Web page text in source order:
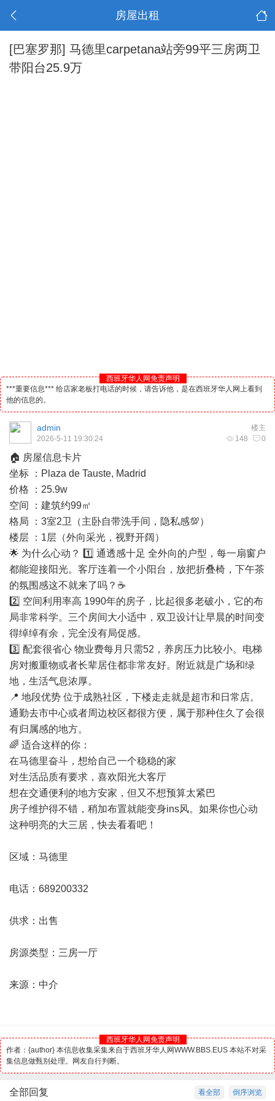
房屋出租
[巴塞罗那] 马德里carpetana站旁99平三房两卫
带阳台25.9万
西班牙华人网免责声明
***重要信息*** 给店家老板打电话的时候，请告诉他，是在西班牙华人网上看到
他的信息的。
楼主
admin
148 0
2026-5-11 19:30:24
🏠 房屋信息卡片
坐标 ：Plaza de Tauste, Madrid
价格 ：25.9w
空间 ：建筑约99㎡
格局 ：3室2卫（主卧自带洗手间，隐私感💯）
楼层 ：1层（外向采光，视野开阔）
🌟 为什么心动？ 1️⃣ 通透感十足 全外向的户型，每一扇窗户
都能迎接阳光。客厅连着一个小阳台，放把折叠椅，下午茶
的氛围感这不就来了吗？☕️
2️⃣ 空间利用率高 1990年的房子，比起很多老破小，它的布
局非常科学。三个房间大小适中，双卫设计让早晨的时间变
得绰绰有余，完全没有局促感。
3️⃣ 配套很省心 物业费每月只需52，养房压力比较小。电梯
房对搬重物或者长辈居住都非常友好。附近就是广场和绿
地，生活气息浓厚。
📍 地段优势 位于成熟社区，下楼走走就是超市和日常店。
通勤去市中心或者周边校区都很方便，属于那种住久了会很
有归属感的地方。
🌈 适合这样的你：
在马德里奋斗，想给自己一个稳稳的家
对生活品质有要求，喜欢阳光大客厅
想在交通便利的地方安家，但又不想预算太紧巴
房子维护得不错，稍加布置就能变身ins风。如果你也心动
这种明亮的大三居，快去看看吧！
区域：马德里
电话：689200332
供求：出售
房源类型：三房一厅
来源：中介
西班牙华人网免责声明
作者：{author} 本信息收集采集来自于西班牙华人网WWW.BBS.EUS 本站不对采
集信息做甄别处理。网友自行判断。
倒序浏览
看全部
全部回复